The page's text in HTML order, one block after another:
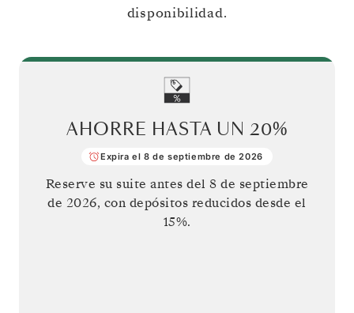
disponibilidad.
AHORRE HASTA UN 20%
Expira el 8 de septiembre de 2026
Reserve su suite antes del 8 de septiembre
de 2026, con depósitos reducidos desde el
15%.